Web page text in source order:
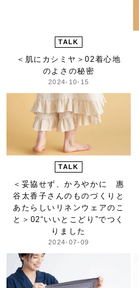
TALK
＜肌にカシミヤ＞02着心地
のよさの秘密
2024-10-15
TALK
＜妥協せず、かろやかに 惠
谷太香子さんのものづくりと
あたらしいリネンウェアのこ
と＞ 02“いいとこどり”でつく
りました
2024-07-09